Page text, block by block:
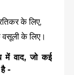
के लिए,
के लिए।
में वाद, जो कई
है -